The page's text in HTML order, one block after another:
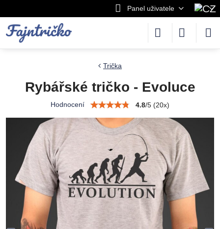
Panel uživatele
Trička
Rybářské tričko - Evoluce
Hodnocení 4.8/5 (20x)